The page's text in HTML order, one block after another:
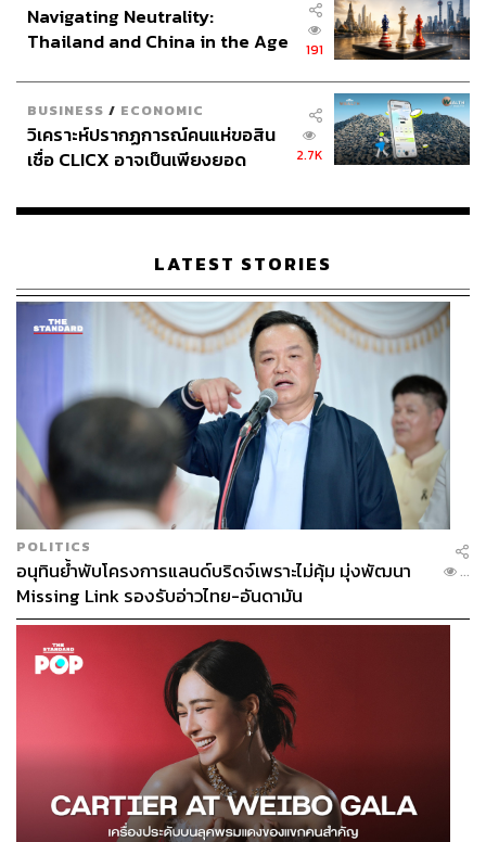
Navigating Neutrality:
Thailand and China in the Age
191
BUSINESS / ECONOMIC
วิเคราะห์ปรากฏการณ์คนแห่ขอสิน
เชื่อ CLICX อาจเป็นเพียงยอด
เรือนไทยที่ถูกซุกไว้
2.7K
LATEST STORIES
POLITICS
อนุทินย้ำพับโครงการแลนด์บริดจ์เพราะไม่คุ้ม มุ่งพัฒนา
Missing Link รองรับอ่าวไทย-อันดามัน
...